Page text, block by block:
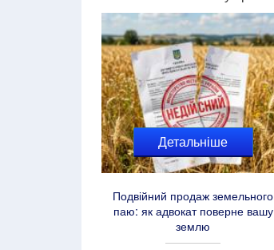
Детальніше
Подвійний продаж земельного
паю: як адвокат поверне вашу
землю